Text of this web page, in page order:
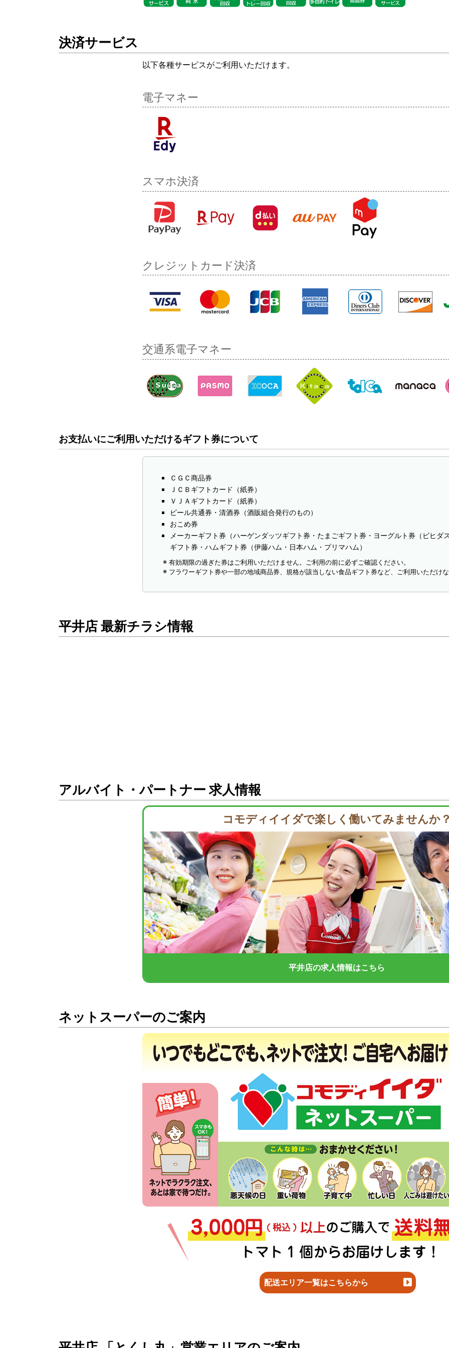
決済サービス
以下各種サービスがご利用いただけます。
電子マネー
スマホ決済
クレジットカード決済
交通系電子マネー
お支払いにご利用いただけるギフト券について
ＣＧＣ商品券
ＪＣＢギフトカード（紙券）
ＶＪＡギフトカード（紙券）
ビール共通券・清酒券（酒販組合発行のもの）
おこめ券
メーカーギフト券（ハーゲンダッツギフト券・たまごギフト券・ヨーグルト券（ビヒ
ギフト券・ハムギフト券（伊藤ハム・日本ハム・プリマハム）
有効期限の過ぎた券はご利用いただけません。ご利用の前に必ずご確認ください。
フラワーギフト券や一部の地域商品券、規格が該当しない食品ギフト券など、ご利用いただけ
平井店 最新チラシ情報
アルバイト・パートナー 求人情報
コモディイイダで楽しく 働いてみませんか
平井店の求人情報はこちら
ネットスーパーのご案内
配送エリア一覧はこちらから